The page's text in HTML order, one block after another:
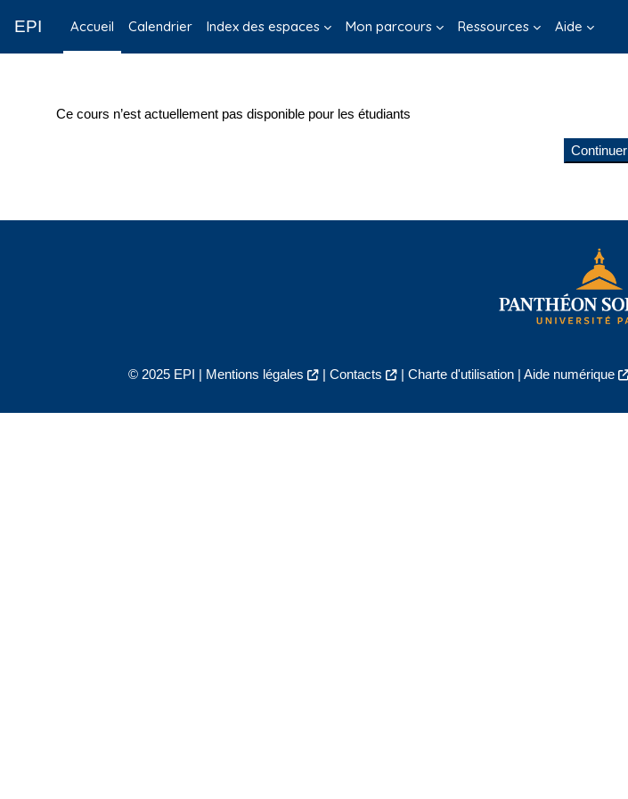
EPI Accueil Calendrier Index des espaces Mon parcours Ressources Aide
Ce cours n’est actuellement pas disponible pour les étudiants
Continuer
© 2025 EPI | Mentions légales | Contacts | Charte d'utilisation| Aide numérique